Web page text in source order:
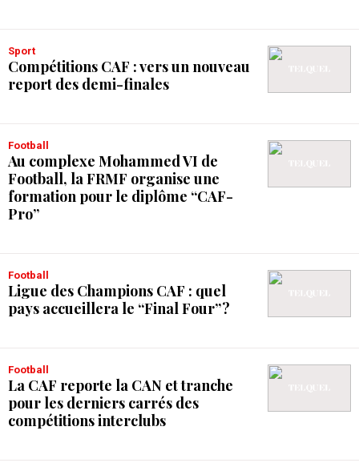
Sport
Compétitions CAF : vers un nouveau
report des demi-finales
Football
Au complexe Mohammed VI de
Football, la FRMF organise une
formation pour le diplôme “CAF-
Pro”
Football
Ligue des Champions CAF : quel
pays accueillera le “Final Four” ?
Football
La CAF reporte la CAN et tranche
pour les derniers carrés des
compétitions interclubs